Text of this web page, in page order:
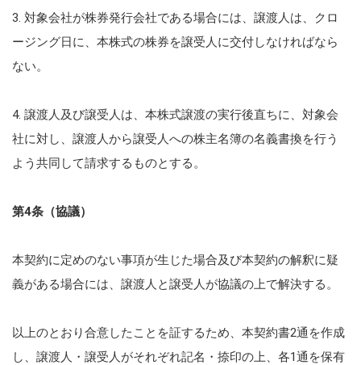
3. 対象会社が株券発行会社である場合には、譲渡人は、クロ
ージング日に、本株式の株券を譲受人に交付しなければなら
ない。
4. 譲渡人及び譲受人は、本株式譲渡の実行後直ちに、対象会
社に対し、譲渡人から譲受人への株主名簿の名義書換を行う
よう共同して請求するものとする。
第4条（協議）
本契約に定めのない事項が生じた場合及び本契約の解釈に疑
義がある場合には、譲渡人と譲受人が協議の上で解決する。
以上のとおり合意したことを証するため、本契約書2通を作成
し、譲渡人・譲受人がそれぞれ記名・捺印の上、各1通を保有